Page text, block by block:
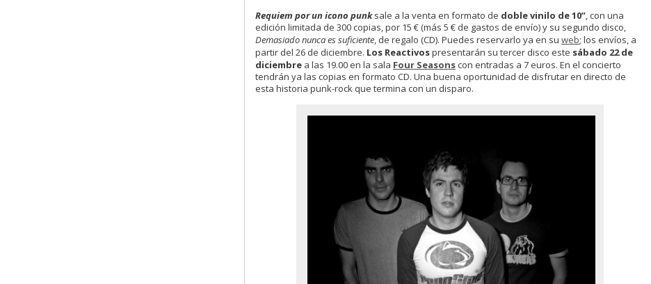
Requiem por un icono punksale a la venta en formato de doble vinilo de 10”, con una
edición limitada de 300 copias, por 15 € (más 5 € de gastos de envío) y su segundo disco,
Demasiado nunca es suficiente, de regalo (CD). Puedes reservarlo ya en su web; los envíos, a
partir del 26 de diciembre. Los Reactivospresentarán su tercer disco este sábado 22 de
diciembre a las 19.00 en la sala Four Seasonscon entradas a 7 euros. En el concierto
tendrán ya las copias en formato CD. Una buena oportunidad de disfrutar en directo de
esta historia punk-rock que termina con un disparo.